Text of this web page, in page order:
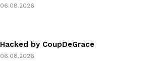
06.08.2026
Hacked by CoupDeGrace
06.08.2026